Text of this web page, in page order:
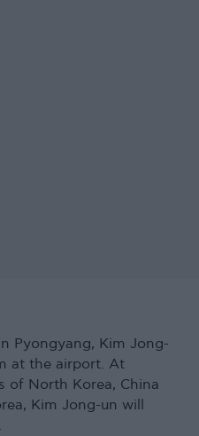
Pyongyang, Kim Jong-
at the airport. At
of North Korea, China
Kim Jong-un will